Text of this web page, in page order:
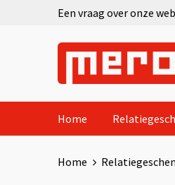
Een vraag over onze
Home
Home